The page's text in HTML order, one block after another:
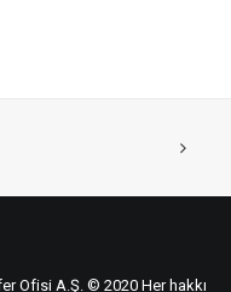
Ofisi A.Ş. © 2020 Her hakkı